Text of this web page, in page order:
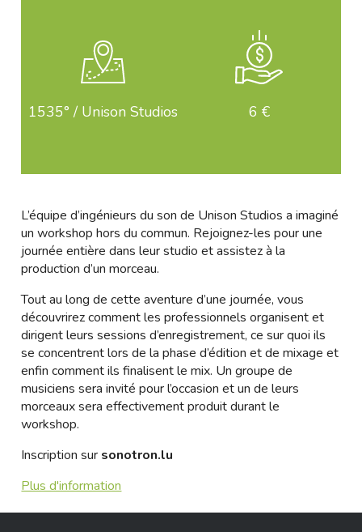
1535° / Unison Studios 6 €
L’équipe d’ingénieurs du son de Unison Studios a imaginé
un workshop hors du commun. Rejoignez-les pour une
journée entière dans leur studio et assistez à la
production d’un morceau.
Tout au long de cette aventure d’une journée, vous
découvrirez comment les professionnels organisent et
dirigent leurs sessions d’enregistrement, ce sur quoi ils
se concentrent lors de la phase d’édition et de mixage et
enfin comment ils finalisent le mix. Un groupe de
musiciens sera invité pour l’occasion et un de leurs
morceaux sera effectivement produit durant le
workshop.
Inscription sur sonotron.lu
Plus d'information